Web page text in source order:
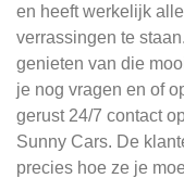
en heeft werkelijk
verrassingen te
genieten van die
je nog vragen en of
gerust 24/7 contact
Sunny Cars. De
precies hoe ze je